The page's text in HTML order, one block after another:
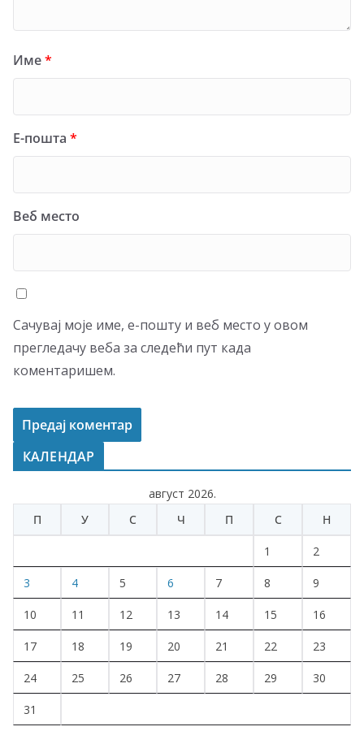
Име*
Е-пошта *
Веб место
Сачувај моје име, е-пошту и веб место у овом
прегледачу веба за следећи пут када
коментаришем.
КАЛЕНДАР
август 2026.
П
У С Ч П С Н
1 2
3 4 5 6 7 8 9
10 11 12 13 14 15 16
17 18 19 20 21 22 23
24 25 26 27 28 29 30
31